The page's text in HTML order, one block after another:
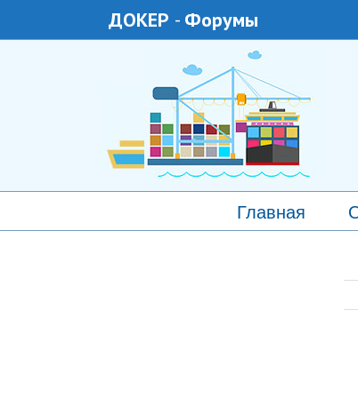
ДОКЕР - Форумы
Главная